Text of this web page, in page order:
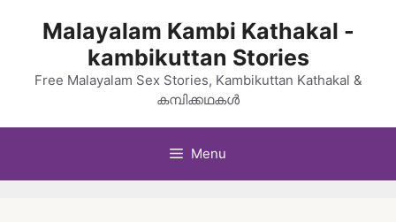
Malayalam Kambi Kathakal -
kambikuttan Stories
Free Malayalam Sex Stories, Kambikuttan Kathakal &
കമ്പിക്കഥകൾ
Menu